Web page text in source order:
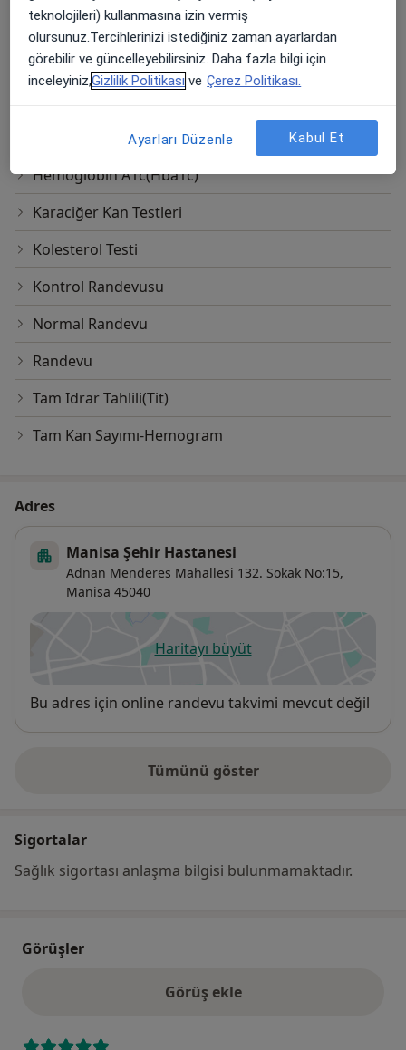
Diabetes Mellitusta Insülin Tedavisi
Diyabet Diyeti
Hdl Kolesterol Testi
Hemoglobin A1c(Hba1c)
Karaciğer Kan Testleri
Kolesterol Testi
Kontrol Randevusu
Normal Randevu
Randevu
Tam Idrar Tahlili(Tit)
Tam Kan Sayımı-Hemogram
Adres
Manisa Şehir Hastanesi
Adnan Menderes Mahallesi 132. Sokak No:15,
Manisa 45040
Haritayı büyütyeni bir sekmede açılır
Uygunluk
Bu adres için online randevu takvimi mevcut değil
Tümünü göster
adres hakkında
Sigortalar
Sağlık sigortası anlaşma bilgisi bulunmamaktadır.
Görüşler
Görüş ekle
teknolojileri) kullanmasına izin vermiş
olursunuz.Tercihlerinizi istediğiniz zaman ayarlardan
görebilir ve güncelleyebilirsiniz. Daha fazla bilgi için
inceleyiniz,Gizlilik Politikası ve Çerez Politikası.
Ayarları Düzenle Kabul Et